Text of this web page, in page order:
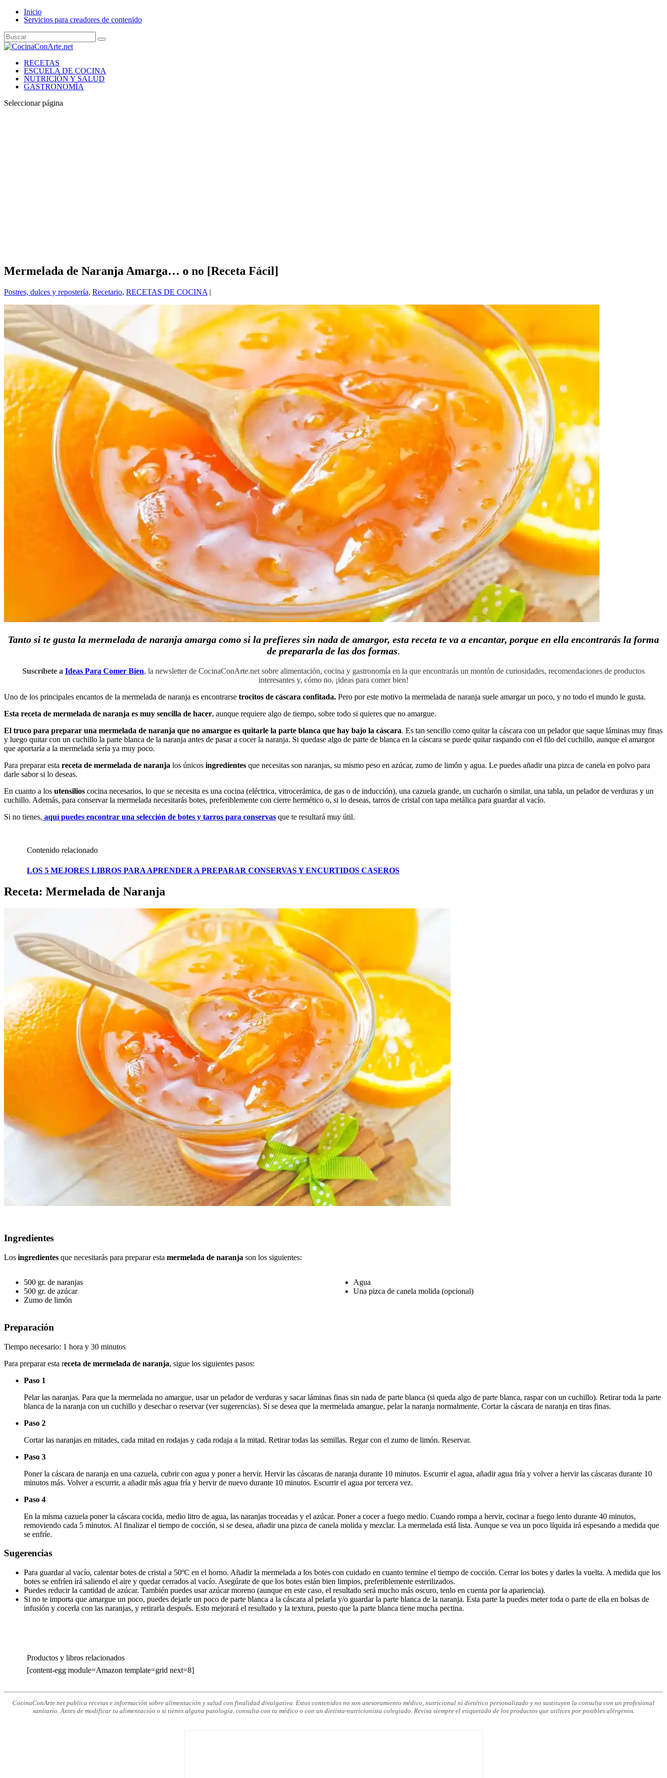
Inicio
Servicios para creadores de contenido
RECETAS
ESCUELA DE COCINA
NUTRICIÓN Y SALUD
GASTRONOMÍA
Seleccionar página
Mermelada de Naranja Amarga… o no [Receta Fácil]
Postres, dulces y repostería, Recetario, RECETAS DE COCINA |
Tanto si te gusta la mermelada de naranja amarga como si la prefieres sin nada de amargor, esta receta te va a encantar, porque en ella encontrarás la forma
de prepararla de las dos formas.
Suscríbete a Ideas Para Comer Bien, la newsletter de CocinaConArte.net sobre alimentación, cocina y gastronomía en la que encontrarás un montón de curiosidades, recomendaciones de productos
interesantes y, cómo no, ¡ideas para comer bien!
Uno de los principales encantos de la mermelada de naranja es encontrarse trocitos de cáscara confitada. Pero por este motivo la mermelada de naranja suele amargar un poco, y no todo el mundo le gusta.
Esta receta de mermelada de naranja es muy sencilla de hacer, aunque requiere algo de tiempo, sobre todo si quieres que no amargue.
El truco para preparar una mermelada de naranja que no amargue es quitarle la parte blanca que hay bajo la cáscara. Es tan sencillo como quitar la cáscara con un pelador que saque láminas muy finas
y luego quitar con un cuchillo la parte blanca de la naranja antes de pasar a cocer la naranja. Si quedase algo de parte de blanca en la cáscara se puede quitar raspando con el filo del cuchillo, aunque el amargor
que aportaría a la mermelada sería ya muy poco.
Para preparar esta receta de mermelada de naranja los únicos ingredientes que necesitas son naranjas, su mismo peso en azúcar, zumo de limón y agua. Le puedes añadir una pizca de canela en polvo para
darle sabor si lo deseas.
En cuanto a los utensilios cocina necesarios, lo que se necesita es una cocina (eléctrica, vitrocerámica, de gas o de inducción), una cazuela grande, un cucharón o similar, una tabla, un pelador de verduras y un
cuchillo. Además, para conservar la mermelada necesitarás botes, preferiblemente con cierre hermético o, si lo deseas, tarros de cristal con tapa metálica para guardar al vacío.
Si no tienes, aquí puedes encontrar una selección de botes y tarros para conservas que te resultará muy útil.
Contenido relacionado
LOS 5 MEJORES LIBROS PARA APRENDER A PREPARAR CONSERVAS Y ENCURTIDOS CASEROS
Receta: Mermelada de Naranja
Ingredientes
Los ingredientes que necesitarás para preparar esta mermelada de naranja son los siguientes:
500 gr. de naranjas
500 gr. de azúcar
Zumo de limón
Agua
Una pizca de canela molida (opcional)
Preparación
Tiempo necesario: 1 hora y 30 minutos
Para preparar esta receta de mermelada de naranja, sigue los siguientes pasos:
Paso 1
Pelar las naranjas. Para que la mermelada no amargue, usar un pelador de verduras y sacar láminas finas sin nada de parte blanca (si queda algo de parte blanca, raspar con un cuchillo). Retirar toda la parte
blanca de la naranja con un cuchillo y desechar o reservar (ver sugerencias). Si se desea que la mermelada amargue, pelar la naranja normalmente. Cortar la cáscara de naranja en tiras finas.
Paso 2
Cortar las naranjas en mitades, cada mitad en rodajas y cada rodaja a la mitad. Retirar todas las semillas. Regar con el zumo de limón. Reservar.
Paso 3
Poner la cáscara de naranja en una cazuela, cubrir con agua y poner a hervir. Hervir las cáscaras de naranja durante 10 minutos. Escurrir el agua, añadir agua fría y volver a hervir las cáscaras durante 10
minutos más. Volver a escurrir, a añadir más agua fría y hervir de nuevo durante 10 minutos. Escurrir el agua por tercera vez.
Paso 4
En la misma cazuela poner la cáscara cocida, medio litro de agua, las naranjas troceadas y el azúcar. Poner a cocer a fuego medio. Cuando rompa a hervir, cocinar a fuego lento durante 40 minutos,
removiendo cada 5 minutos. Al finalizar el tiempo de cocción, si se desea, añadir una pizca de canela molida y mezclar. La mermelada está lista. Aunque se vea un poco líquida irá espesando a medida que
se enfríe.
Sugerencias
Para guardar al vacío, calentar botes de cristal a 50ºC en el horno. Añadir la mermelada a los botes con cuidado en cuanto termine el tiempo de cocción. Cerrar los botes y darles la vuelta. A medida que los
botes se enfríen irá saliendo el aire y quedar cerrados al vacío. Asegúrate de que los botes están bien limpios, preferiblemente esterilizados.
Puedes reducir la cantidad de azúcar. También puedes usar azúcar moreno (aunque en este caso, el resultado será mucho más oscuro, tenlo en cuenta por la apariencia).
Si no te importa que amargue un poco, puedes dejarle un poco de parte blanca a la cáscara al pelarla y/o guardar la parte blanca de la naranja. Esta parte la puedes meter toda o parte de ella en bolsas de
infusión y cocerla con las naranjas, y retirarla después. Esto mejorará el resultado y la textura, puesto que la parte blanca tiene mucha pectina.
Productos y libros relacionados
[content-egg module=Amazon template=grid next=8]
CocinaConArte.net publica recetas e información sobre alimentación y salud con finalidad divulgativa. Estos contenidos no son asesoramiento médico, nutricional ni dietético personalizado y no sustituyen la consulta con un profesional
sanitario. Antes de modificar tu alimentación o si tienes alguna patología, consulta con tu médico o con un dietista-nutricionista colegiado. Revisa siempre el etiquetado de los productos que utilices por posibles alérgenos.